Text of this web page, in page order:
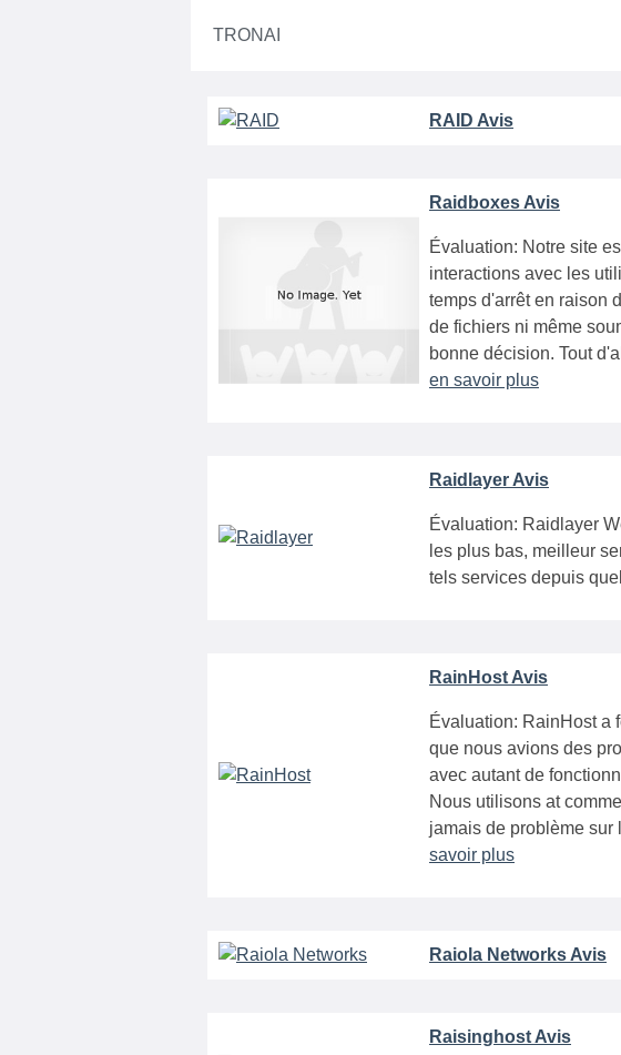
TRONAI
RAID Avis
Raidboxes Avis
Évaluation: Notre site
interactions avec les
temps d'arrêt en raison
de fichiers ni même
bonne décision. Tout
en savoir plus
Raidlayer Avis
Évaluation: Raidlayer
les plus bas, meilleur
tels services depuis
RainHost Avis
Évaluation: RainHost a
que nous avions des
avec autant de
Nous utilisons at
jamais de problème sur
savoir plus
Raiola Networks Avis
Raisinghost Avis